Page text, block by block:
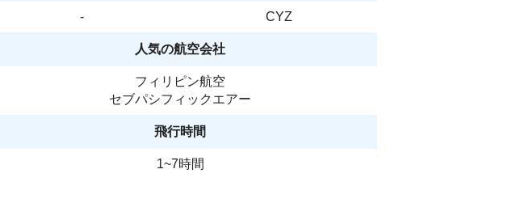
- CYZ
人気の航空会社
フィリピン航空
セブパシフィックエアー
飛行時間
1~7時間